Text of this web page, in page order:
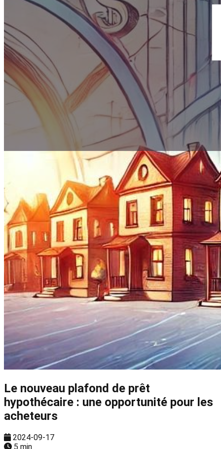
Le nouveau plafond de prêt
hypothécaire : une opportunité pour les
acheteurs
2024-09-17
5 min